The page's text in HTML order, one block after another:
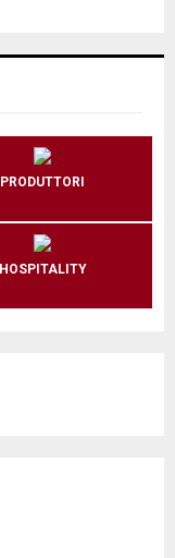
PRODUTTORI
HOSPITALITY